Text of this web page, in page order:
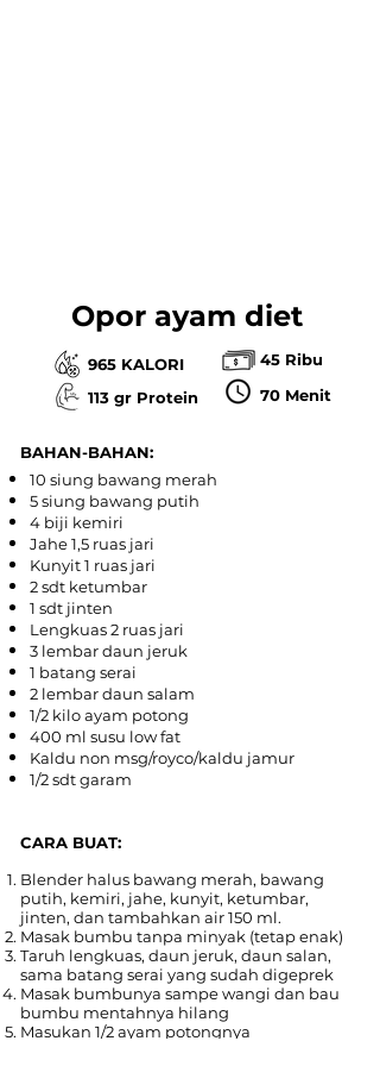
Opor ayam diet
965 KALORI
113 gr Protein
45 Ribu
70 Menit
BAHAN-BAHAN:
10 siung bawang merah
5 siung bawang putih
4 biji kemiri
Jahe 1,5 ruas jari
Kunyit 1 ruas jari
2 sdt ketumbar
1 sdt jinten
Lengkuas 2 ruas jari
3 lembar daun jeruk
1 batang serai
2 lembar daun salam
1/2 kilo ayam potong
400 ml susu low fat
Kaldu non msg/royco/kaldu jamur
1/2 sdt garam
CARA BUAT:
Blender halus bawang merah, bawang
putih, kemiri, jahe, kunyit, ketumbar,
jinten, dan tambahkan air 150 ml.
Masak bumbu tanpa minyak (tetap enak)
Taruh lengkuas, daun jeruk, daun salan,
sama batang serai yang sudah digeprek
Masak bumbunya sampe wangi dan bau
bumbu mentahnya hilang
Masukan 1/2 ayam potongnya